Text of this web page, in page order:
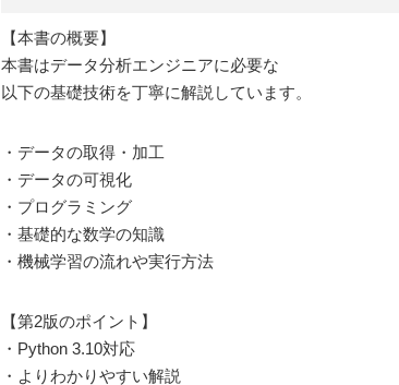
【本書の概要】
本書はデータ分析エンジニアに必要な
以下の基礎技術を丁寧に解説しています。
・データの取得・加工
・データの可視化
・プログラミング
・基礎的な数学の知識
・機械学習の流れや実行方法
【第2版のポイント】
・Python 3.10対応
・よりわかりやすい解説